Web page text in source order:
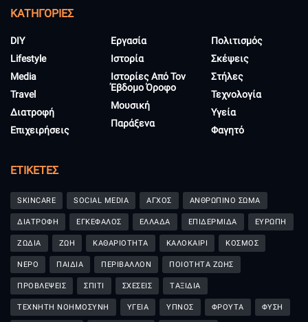
KΑΤΗΓΟΡΊΕΣ
DIY
Lifestyle
Media
Travel
Διατροφή
Επιχειρήσεις
Εργασία
Ιστορία
Ιστορίες Από Τον
Έβδομο Όροφο
Μουσική
Παράξενα
Πολιτισμός
Σκέψεις
Στήλες
Τεχνολογία
Υγεία
Φαγητό
ΕΤΙΚΈΤΕΣ
SKINCARE SOCIAL MEDIA ΑΓΧΟΣ ΑΝΘΡΩΠΙΝΟ ΣΩΜΑ
ΔΙΑΤΡΟΦΗ ΕΓΚΕΦΑΛΟΣ ΕΛΛΑΔΑ ΕΠΙΔΕΡΜΙΔΑ ΕΥΡΩΠΗ
ΖΩΔΙΑ ΖΩΗ ΚΑΘΑΡΙΟΤΗΤΑ ΚΑΛΟΚΑΙΡΙ ΚΟΣΜΟΣ
ΝΕΡΟ ΠΑΙΔΙΑ ΠΕΡΙΒΑΛΛΟΝ ΠΟΙΟΤΗΤΑ ΖΩΗΣ
ΠΡΟΒΛΕΨΕΙΣ ΣΠΙΤΙ ΣΧΕΣΕΙΣ ΤΑΞΙΔΙΑ
ΤΕΧΝΗΤΗ ΝΟΗΜΟΣΥΝΗ ΥΓΕΙΑ ΥΠΝΟΣ ΦΡΟΥΤΑ ΦΥΣΗ